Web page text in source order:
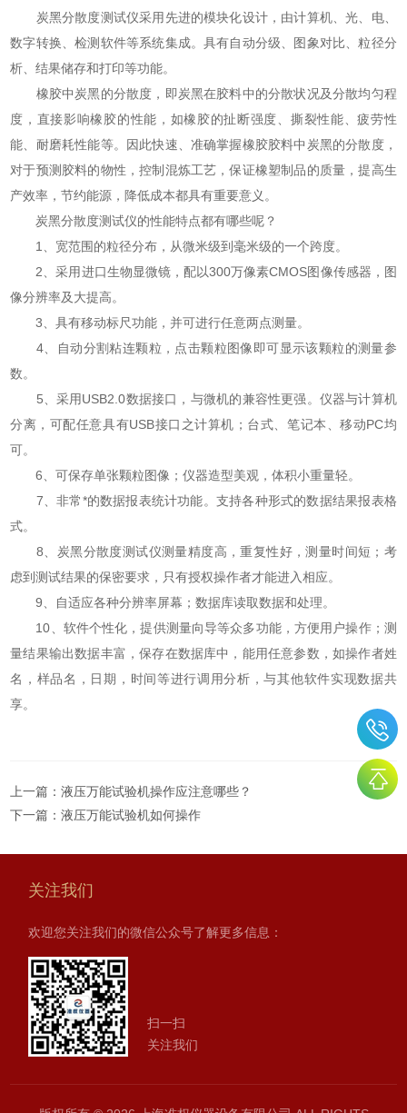
炭黑分散度测试仪采用先进的模块化设计，由计算机、光、电、
数字转换、检测软件等系统集成。具有自动分级、图象对比、粒径分
析、结果储存和打印等功能。
橡胶中炭黑的分散度，即炭黑在胶料中的分散状况及分散均匀程
度，直接影响橡胶的性能，如橡胶的扯断强度、撕裂性能、疲劳性
能、耐磨耗性能等。因此快速、准确掌握橡胶胶料中炭黑的分散度，
对于预测胶料的物性，控制混炼工艺，保证橡塑制品的质量，提高生
产效率，节约能源，降低成本都具有重要意义。
炭黑分散度测试仪的性能特点都有哪些呢？
1、宽范围的粒径分布，从微米级到毫米级的一个跨度。
2、采用进口生物显微镜，配以300万像素CMOS图像传感器，图
像分辨率及大提高。
3、具有移动标尺功能，并可进行任意两点测量。
4、自动分割粘连颗粒，点击颗粒图像即可显示该颗粒的测量参
数。
5、采用USB2.0数据接口，与微机的兼容性更强。仪器与计算机
分离，可配任意具有USB接口之计算机；台式、笔记本、移动PC均
可。
6、可保存单张颗粒图像；仪器造型美观，体积小重量轻。
7、非常*的数据报表统计功能。支持各种形式的数据结果报表格
式。
8、炭黑分散度测试仪测量精度高，重复性好，测量时间短；考
虑到测试结果的保密要求，只有授权操作者才能进入相应。
9、自适应各种分辨率屏幕；数据库读取数据和处理。
10、软件个性化，提供测量向导等众多功能，方便用户操作；测
量结果输出数据丰富，保存在数据库中，能用任意参数，如操作者姓
名，样品名，日期，时间等进行调用分析，与其他软件实现数据共
享。
上一篇：液压万能试验机操作应注意哪些？
下一篇：液压万能试验机如何操作
关注我们
欢迎您关注我们的微信公众号了解更多信息：
扫一扫
关注我们